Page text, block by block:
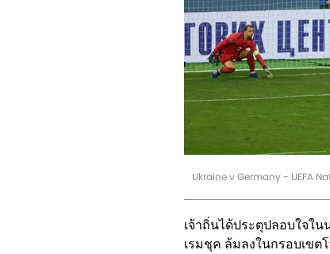
Ukraine v Germany - UEFA
เจ้าถิ่นได้ประตุปลอบใจใ
เรมชุค ล้มลงในกรอบเข